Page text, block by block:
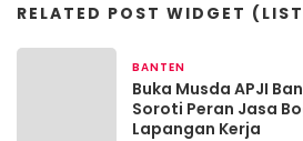
RELATED POST WIDGET
BANTEN
Buka Musda APJI
Soroti Peran Jasa
Lapangan Kerja